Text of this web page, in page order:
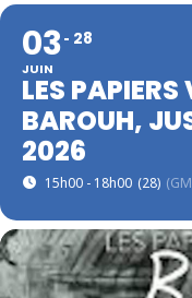
03
JUIN
28
LES
BAROUH,
2026
15h00 - 18h00 (28)